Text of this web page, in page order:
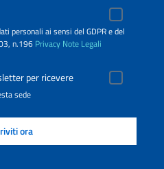
personali ai sensi del GDPR e del
n.196 Privacy Note Legali
per ricevere
sede